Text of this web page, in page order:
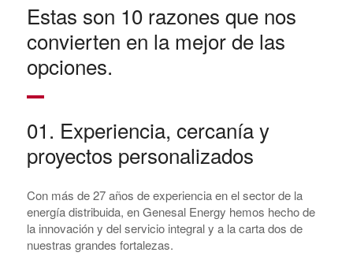
Estas son 10 razones que nos
convierten en la mejor de las
opciones.
01. Experiencia, cercanía y
proyectos personalizados
Con más de 27 años de experiencia en el sector de la
energía distribuida, en Genesal Energy hemos hecho de
la innovación y del servicio integral y a la carta dos de
nuestras grandes fortalezas.